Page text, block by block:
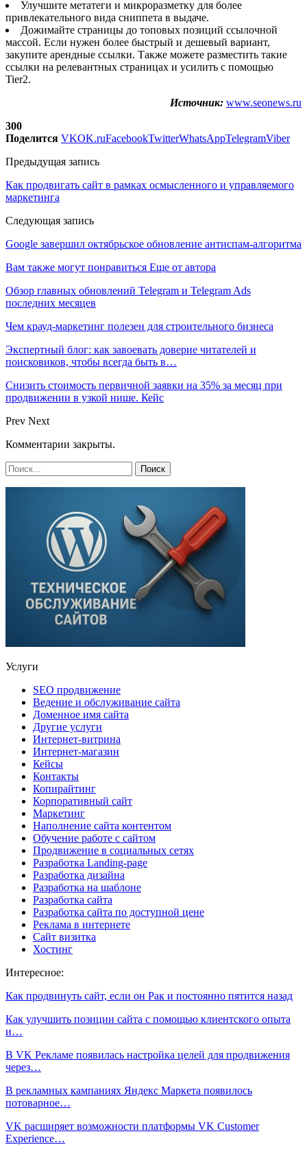
Улучшите метатеги и микроразметку для более
привлекательного вида сниппета в выдаче.
Дожимайте страницы до топовых позиций ссылочной
массой. Если нужен более быстрый и дешевый вариант,
закупите арендные ссылки. Также можете разместить такие
ссылки на релевантных страницах и усилить с помощью
Tier2.
Источник: www.seonews.ru
300
Поделится VKOK.ruFacebookTwitterWhatsAppTelegramViber
Предыдущая запись
Как продвигать сайт в рамках осмысленного и управляемого
маркетинга
Следующая запись
Google завершил октябрьское обновление антиспам-алгоритма
Вам также могут понравиться Еще от автора
Обзор главных обновлений Telegram и Telegram Ads
последних месяцев
Чем крауд-маркетинг полезен для строительного бизнеса
Экспертный блог: как завоевать доверие читателей и
поисковиков, чтобы всегда быть в…
Снизить стоимость первичной заявки на 35% за месяц при
продвижении в узкой нише. Кейс
Prev Next
Комментарии закрыты.
Услуги
SEO продвижение
Ведение и обслуживание сайта
Доменное имя сайта
Другие услуги
Интернет-витрина
Интернет-магазин
Кейсы
Контакты
Копирайтинг
Корпоративный сайт
Маркетинг
Наполнение сайта контентом
Обучение работе с сайтом
Продвижение в социальных сетях
Разработка Landing-page
Разработка дизайна
Разработка на шаблоне
Разработка сайта
Разработка сайта по доступной цене
Реклама в интернете
Сайт визитка
Хостинг
Интересное:
Как продвинуть сайт, если он Рак и постоянно пятится назад
Как улучшить позиции сайта с помощью клиентского опыта
и…
В VK Рекламе появилась настройка целей для продвижения
через…
В рекламных кампаниях Яндекс Маркета появилось
потоварное…
VK расширяет возможности платформы VK Customer
Experience…